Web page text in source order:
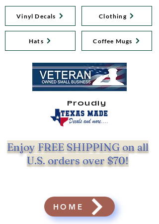
Vinyl Decals
Hats
Clothing
Coffee Mugs
Enjoy FREE SHIPPING on all
U.S. orders over $70!
Proudly
HOME